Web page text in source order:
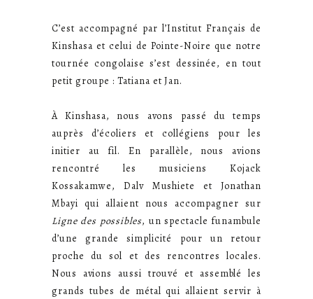
C’est accompagné par l’Institut Français de
Kinshasa et celui de Pointe-Noire que notre
tournée congolaise s’est dessinée, en tout
petit groupe : Tatiana et Jan.
À Kinshasa, nous avons passé du temps
auprès d’écoliers et collégiens pour les
initier au fil. En parallèle, nous avions
rencontré les musiciens Kojack
Kossakamwe, Dalv Mushiete et Jonathan
Mbayi qui allaient nous accompagner sur
Ligne des possibles, un spectacle funambule
d’une grande simplicité pour un retour
proche du sol et des rencontres locales.
Nous avions aussi trouvé et assemblé les
grands tubes de métal qui allaient servir à